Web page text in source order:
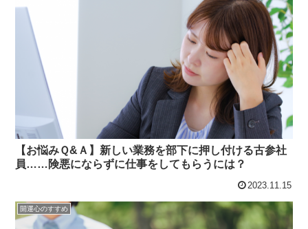
【お悩みＱ&Ａ】新しい業務を部下に押し付ける古参社
員……険悪にならずに仕事をしてもらうには？
2023.11.15
開運心のすすめ